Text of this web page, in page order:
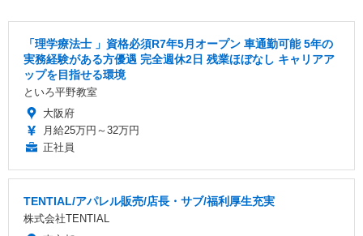
「理学療法士 」資格必須R7年5月オープン 車通勤可能 5年の
実務経験がある方優遇 完全週休2日 残業ほぼなし キャリアア
ップを目指せる環境
といろ平野教室
大阪府
月給25万円～32万円
正社員
TENTIAL/アパレル販売/店長・サブ/福利厚生充実
株式会社TENTIAL